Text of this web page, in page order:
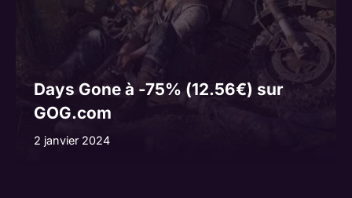
Days Gone à -75% (12.56€) sur
GOG.com
2 janvier 2024